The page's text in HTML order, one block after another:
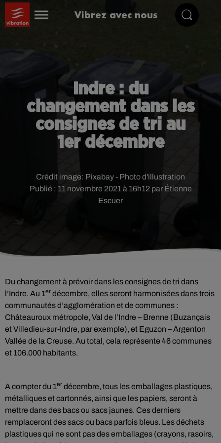
Vibrez avec nous
Indre : du
changement dans les
consignes de tri au
1er décembre
Publié : 11 novembre 2021 à 16h12 par Étienne
Escuer
Crédit image: Pixabay - Photo d'illustration
Du changement à prévoir dans les consignes de tri dans
l’Indre. Au 1er décembre, elles seront harmonisées dans trois
communautés d’agglomération et de communes :
Châteauroux métropole, Val de l’Indre – Brenne (Buzançais
et Villedieu-sur-Indre, par exemple), et Eguzon – Argenton
Vallée de la Creuse. Au total, cela représente 46 communes
et 106.000 habitants.
A compter du 1er décembre, tous les emballages plastiques,
métalliques et cartonnés, ainsi que les papiers, seront à
mettre dans des bacs ou sacs jaunes. Ces derniers
remplaceront des sacs ou bacs parfois bleus. Les déchets
plastiques qui ne sont pas des emballages (crayons, rasoirs,